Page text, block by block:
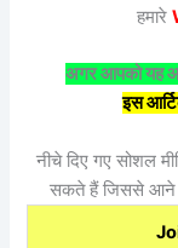
हमारे
अगर आपको यह
इस
नीचे दिए गए सोशल
सकते हैं जिससे आने